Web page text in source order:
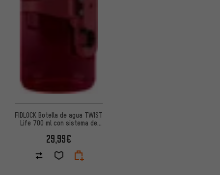
FIDLOCK Botella de agua TWIST
Life 700 ml con sistema de
29,99€